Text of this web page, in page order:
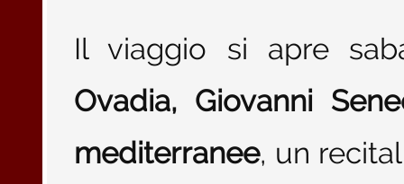
Il viaggio si apre
Ovadia, Giovanni
mediterranee, un